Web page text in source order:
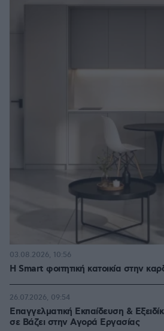
Η Smart φοιτητική κατοικία στην
03.08.2026, 10:56
Επαγγελματική Εκπαίδευση &
σε Bάζει στην Aγορά Eργασίας
26.07.2026, 09:54